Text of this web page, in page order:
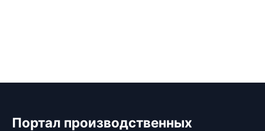
Портал производственных